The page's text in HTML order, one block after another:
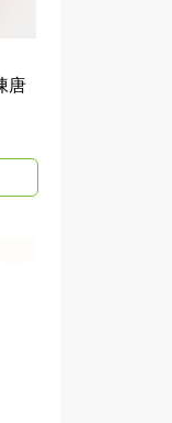
唐